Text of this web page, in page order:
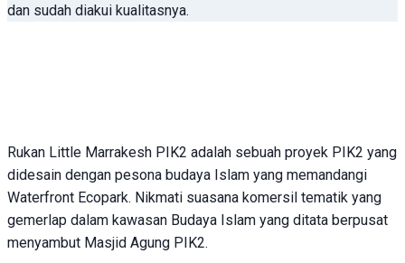
dan sudah diakui kualitasnya.
Rukan Little Marrakesh PIK2 adalah sebuah proyek PIK2 yang
didesain dengan pesona budaya Islam yang memandangi
Waterfront Ecopark. Nikmati suasana komersil tematik yang
gemerlap dalam kawasan Budaya Islam yang ditata berpusat
menyambut Masjid Agung PIK2.